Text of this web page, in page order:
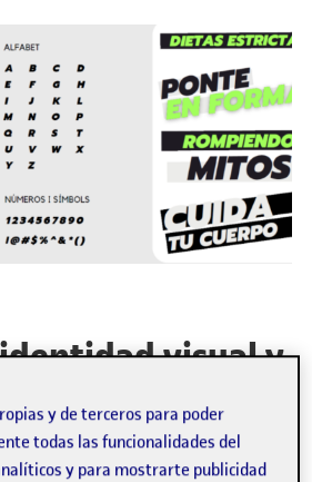
visual y
digital
y de terceros para poder
todas las funcionalidades del
y para mostrarte publicidad